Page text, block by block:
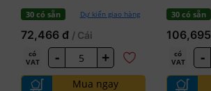
30 có sẵn Dự kiến giao hàng
72,466 đ / Cái
có
VAT
- +
Mua ngay
30 có sẵn
có
VAT
-